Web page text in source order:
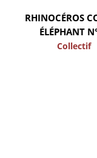
RHINOCÉROS
ÉLÉPHANT
Collectif